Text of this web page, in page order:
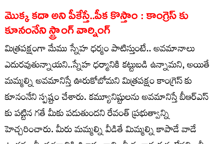
మొక్క కదా అని పీకేస్తే..పీక కొస్తాం : కాంగ్రెస్ కు
కూనంనేని స్ట్రాంగ్ వార్నింగ్
మిత్రపక్షంగా మేము స్నేహ ధర్మం పాటిస్తుంటే.. అవమానాలు
ఎదురవుతున్నాయని..స్నేహ ధర్మానికి కట్టుబడి ఉన్నామని, అయితే
మమ్మల్ని అవమానిస్తే ఊరుకోబోమని మిత్రపక్షం కాంగ్రెస్ కు
కూనంనేని స్పష్టం చేశారు. కమ్యూనిష్టులను అవమానిస్తే బీఆర్ఎస్
కు పట్టిన గతే మీకు పడుతుందని రేవంత్ ప్రభుత్వాన్ని
హెచ్చరించారు. మీరు మమ్మల్ని వీడితే మిమ్మల్ని కాపాడే వాడే